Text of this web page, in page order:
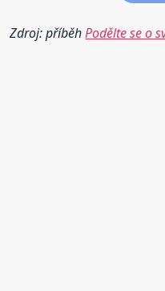
Zdroj: příběhPodělte se o